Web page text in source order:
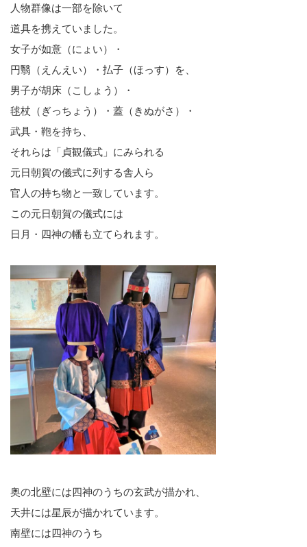
人物群像は一部を除いて
道具を携えていました。
女子が如意（にょい）・
円翳（えんえい）・払子（ほっす）を、
男子が胡床（こしょう）・
毬杖（ぎっちょう）・蓋（きぬがさ）・
武具・鞄を持ち、
それらは「貞観儀式」にみられる
元日朝賀の儀式に列する舎人ら
官人の持ち物と一致しています。
この元日朝賀の儀式には
日月・四神の幡も立てられます。
奥の北壁には四神のうちの玄武が描かれ、
天井には星辰が描かれています。
南壁には四神のうち